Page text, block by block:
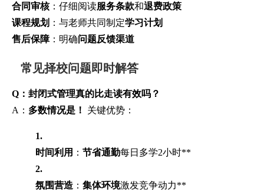
合同审核：仔细阅读服务条款和退费政策
课程规划 ：与老师共同制定学习计划
售后保障：明确问题反馈渠道
常见择校问题即时解答
Q：封闭式管理真的比走读有效吗？
A： 多数情况是！ 关键优势：
1.
时间利用 ： 节省通勤每日多学2小时**
2.
氛围营造 ： 集体环境激发竞争动力**